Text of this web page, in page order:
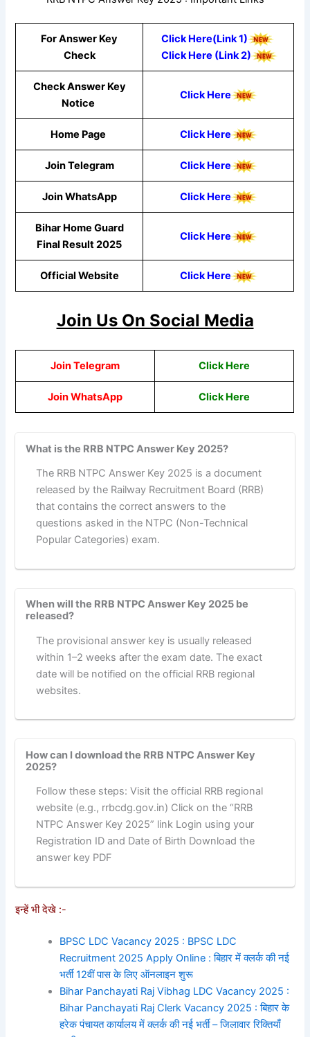
For Answer Key
Check
Click Here(Link 1)
Click Here (Link 2)
Check Answer Key
Notice
Click Here
Home Page Click Here
Join Telegram Click Here
Join WhatsApp ClickHere
Bihar Home Guard
Final Result 2025
Click Here
Official Website Click Here
Join Us On Social Media
Join Telegram Click Here
Join WhatsApp ClickHere
What is the RRB NTPC Answer Key 2025?
The RRB NTPC Answer Key 2025 is a document
released by the Railway Recruitment Board (RRB)
that contains the correct answers to the
questions asked in the NTPC (Non-Technical
Popular Categories) exam.
When will the RRB NTPC Answer Key 2025 be
released?
The provisional answer key is usually released
within 1–2 weeks after the exam date. The exact
date will be notified on the official RRB regional
websites.
How can I download the RRB NTPC Answer Key
2025?
Follow these steps: Visit the official RRB regional
website (e.g., rrbcdg.gov.in) Click on the “RRB
NTPC Answer Key 2025” link Login using your
Registration ID and Date of Birth Download the
answer key PDF
इन्हें भी देखे :-
BPSC LDC Vacancy 2025 : BPSC LDC
Recruitment 2025 Apply Online : बिहार में क्लर्क की नई
भर्ती 12वीं पास के लिए ऑनलाइन शुरू
Bihar Panchayati Raj Vibhag LDC Vacancy 2025 :
Bihar Panchayati Raj Clerk Vacancy 2025 : बिहार के
हरेक पंचायत कार्यालय में क्लर्क की नई भर्ती – जिलावार रिक्तियाँ